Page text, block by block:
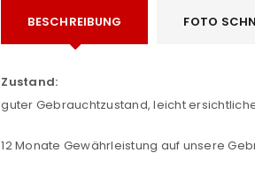
BESCHREIBUNG FOTO
Zustand:
guter Gebrauchtzustand, leicht
12 Monate Gewährleistung auf unsere